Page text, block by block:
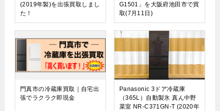
(2019年製)を出張買取しまし
た！
G1501」を大阪府池田市で買
取(7月11日)
門真市の冷蔵庫買取｜自宅出
張でラクラク即現金
Panasonic 3ドア冷蔵庫
（365L）自動製氷 真ん中野
菜室 NR-C371GN-T (2020年